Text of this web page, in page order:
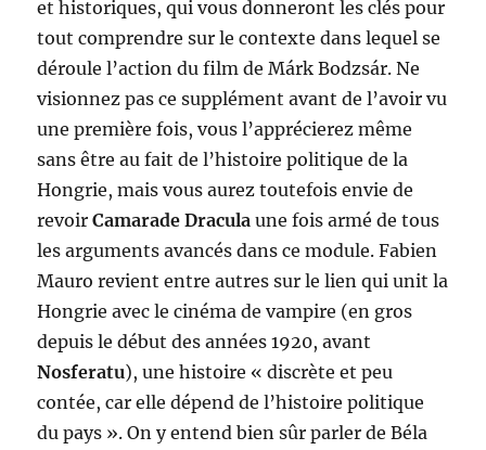
et historiques, qui vous donneront les clés pour
tout comprendre sur le contexte dans lequel se
déroule l’action du film de Márk Bodzsár. Ne
visionnez pas ce supplément avant de l’avoir vu
une première fois, vous l’apprécierez même
sans être au fait de l’histoire politique de la
Hongrie, mais vous aurez toutefois envie de
revoirCamarade Draculaune fois armé de tous
les arguments avancés dans ce module. Fabien
Mauro revient entre autres sur le lien qui unit la
Hongrie avec le cinéma de vampire (en gros
depuis le début des années 1920, avant
Nosferatu), une histoire « discrète et peu
contée, car elle dépend de l’histoire politique
du pays ». On y entend bien sûr parler de Béla